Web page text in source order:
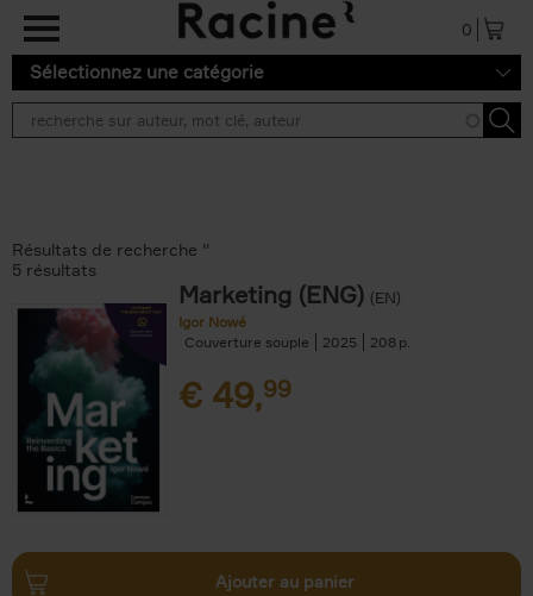
Aller au contenu principal
0
Sélectionnez une catégorie
Résultats de recherche ''
5 résultats
Marketing (ENG) (EN)
Igor Nowé
Couverture souple
2025 208
€ 49,99
Ajouter au panier